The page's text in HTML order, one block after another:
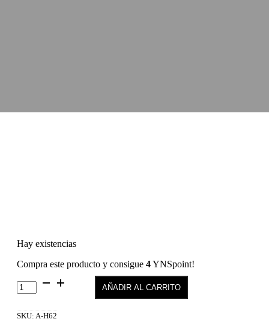
Hay existencias
Compra este producto y consigue 4YNSpoint!
Hybrid
Gel
Color
AÑADIR AL CARRITO
SKU: A-H62